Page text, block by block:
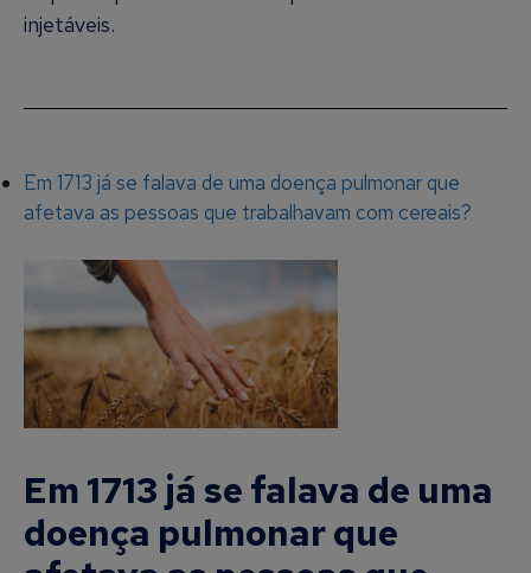
injetáveis.
Em 1713 já se falava de uma doença pulmonar que
afetava as pessoas que trabalhavam com cereais?
Em 1713 já se falava de uma
doença pulmonar que